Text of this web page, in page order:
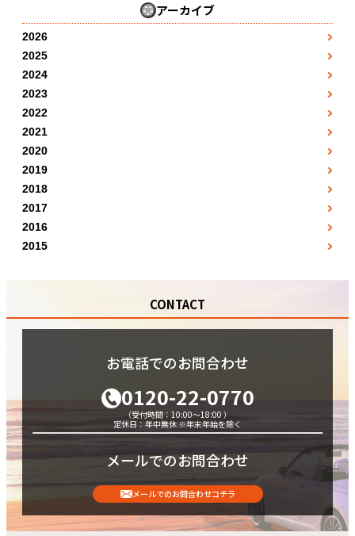
アーカイブ
2026
●3月
●4月
●5月
●7月
●8月
2025
●1月
●2月
●3月
●4月
●5月
6月
7月
8月
2024
●1月
●2月
●3月
●4月
●5月
6月
7月
8月
10月
12月
2023
●1月
●2月
●3月
●4月
●5月
6月
7月
9月
11月
2022
●1月
●2月
●3月
●4月
●5月
6月
7月
●10月
2021
●7月
●8月
●9月
●10月
●11月
12月
2020
●5月
●12月
2019
●10月
●11月
●12月
2018
●1月
●2月
●3月
●9月
2017
●1月
●2月
●10月
2016
●5月
10月
12月
2015
11月
CONTACT
お電話でのお問合わせ
0120-22-0770
（受付時間：10:00～18:00 ）
定休日：年中無休 ※年末年始を除く
メールでのお問合わせ
メールでのお問合わせコチラ